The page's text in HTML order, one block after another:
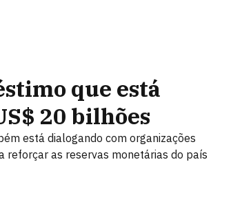
que está
20 bilhões
está dialogando com organizações
reforçar as reservas monetárias do país